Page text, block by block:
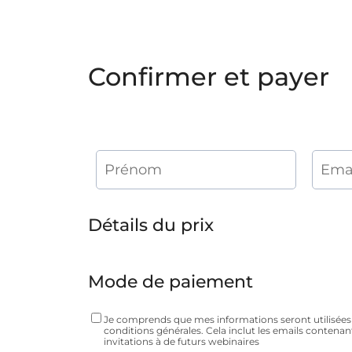
Confirmer et payer
Détails du prix
Mode de paiement
Je comprends que mes informations seront
conditions générales. Cela inclut les emails
invitations à de futurs webinaires